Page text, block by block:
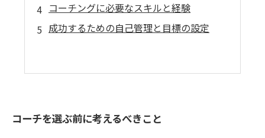
コーチングに必要なスキルと経験
成功するための自己管理と目標の設定
コーチを選ぶ前に考えるべきこと